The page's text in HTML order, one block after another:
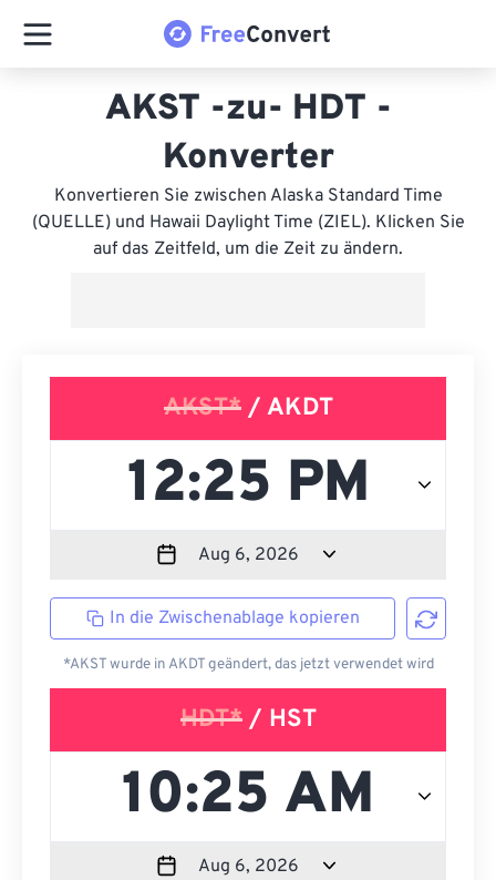
AKST -zu- HDT -
Konverter
Konvertieren Sie zwischen Alaska Standard Time
(QUELLE) und Hawaii Daylight Time (ZIEL). Klicken Sie
auf das Zeitfeld, um die Zeit zu ändern.
AKST*/ AKDT
In die Zwischenablage kopieren
*AKST wurde in AKDT geändert, das jetzt verwendet wird
HDT*/ HST